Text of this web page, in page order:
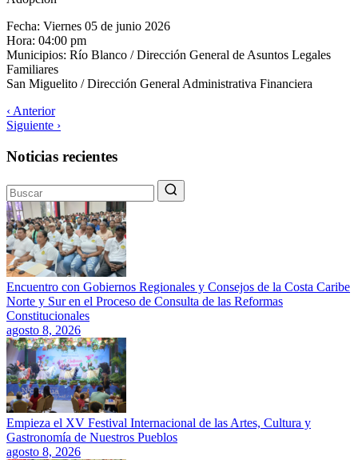
Fecha: Viernes 05 de junio 2026
Hora: 04:00 pm
Municipios: Río Blanco / Dirección General de Asuntos Legales
Familiares
San Miguelito / Dirección General Administrativa Financiera
‹ Anterior
Siguiente ›
Noticias recientes
Encuentro con Gobiernos Regionales y Consejos de la Costa Caribe
Norte y Sur en el Proceso de Consulta de las Reformas
Constitucionales
agosto 8, 2026
Empieza el XV Festival Internacional de las Artes, Cultura y
Gastronomía de Nuestros Pueblos
agosto 8, 2026